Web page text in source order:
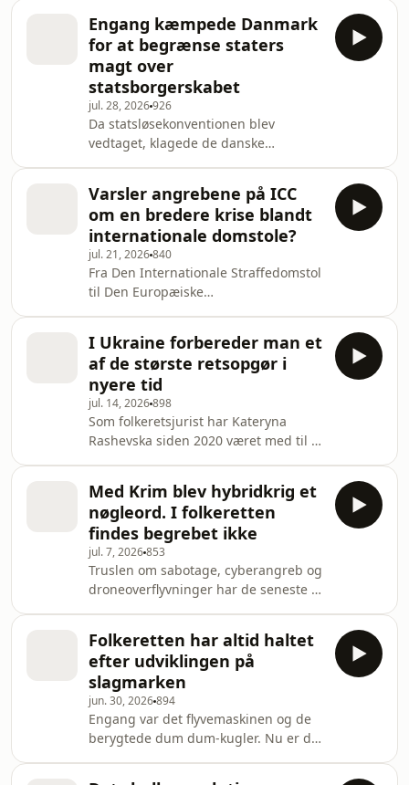
ifølge kritikere alt for meget at skulle
have sagt
Engang kæmpede Danmark
for at begrænse staters
magt over
statsborgerskabet
jul. 28, 2026926
Da statsløsekonventionen blev
vedtaget, klagede de danske
statsborgerskab. Nu fører Danmark
an i kritikken af, at staterne har for
begrænset handlerum
Varsler angrebene på ICC
om en bredere krise blandt
internationale domstole?
jul. 21, 2026840
Fra Den Internationale Straffedomstol
til Den Europæiske
domstole været under pres de
seneste år. Samtidig har domstolene
aldrig truffet flere afgørelser, end de
gør lige nu
I Ukraine forbereder man et
af de største retsopgør i
nyere tid
jul. 14, 2026898
Som folkeretsjurist har Kateryna
Rashevska siden 2020 været med til at
tror hun stadig på, at folkeretten
virker
Med Krim blev hybridkrig et
nøgleord. I folkeretten
findes begrebet ikke
jul. 7, 2026853
Truslen om sabotage, cyberangreb og
droneoverflyvninger har de seneste år
forstand er hybridkrig fortsat et »tomt
begreb«. Serien er støttet af
Carlsbergfondet.
Folkeretten har altid haltet
efter udviklingen på
slagmarken
jun. 30, 2026894
Engang var det flyvemaskinen og de
berygtede dum dum-kugler. Nu er det